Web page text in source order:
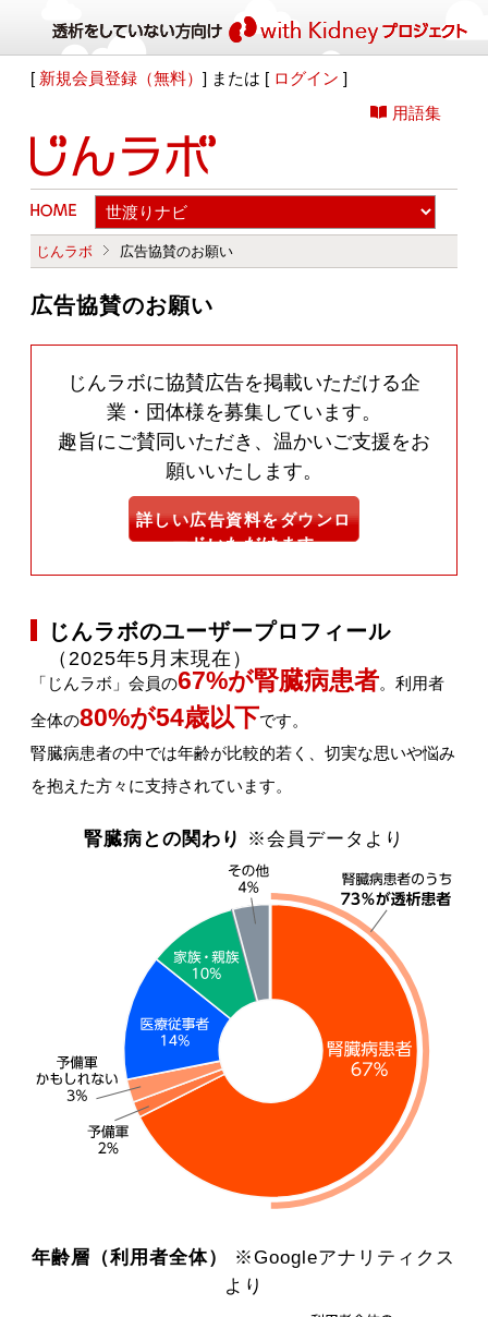
[ 新規会員登録（無料）] または [ ログイン ]
用語集
じんラボ 広告協賛のお願い
広告協賛のお願い
じんラボに協賛広告を掲載いただける企
業・団体様を募集しています。
趣旨にご賛同いただき、温かいご支援をお
願いいたします。
詳しい広告資料をダウンロ
ードいただけます
じんラボのユーザープロフィール
（2025年5月末現在）
「じんラボ」会員の67%が腎臓病患者。利用者
全体の80%が54歳以下です。
腎臓病患者の中では年齢が比較的若く、切実な思いや悩み
を抱えた方々に支持されています。
腎臓病との関わり ※会員データより
年齢層（利用者全体） ※Googleアナリティクス
より